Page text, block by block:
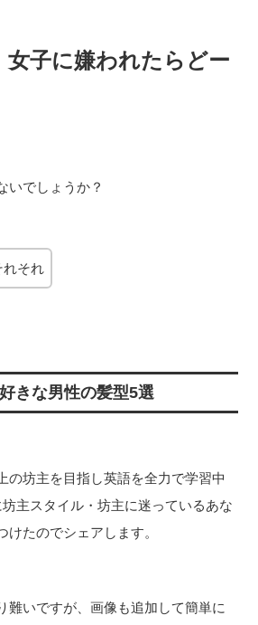
子に嫌われたらどー
いでしょうか？
れそれ
きな男性の髪型5選
の坊主を目指し英語を全力で学習中
主スタイル・坊主に迷っているあな
けたのでシェアします。
難いですが、画像も追加して簡単に